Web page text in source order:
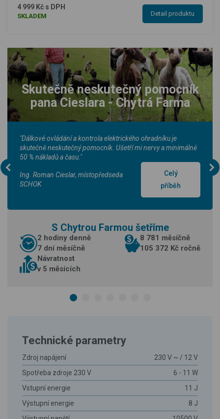
4 999 Kč s DPH
SKLADEM Detail produktu
Skutečně neskutečný pomocník
pana Cieslara - Chytrá Farma
"Dálkové ovládání a kontrola elektrického ohradníku je
skutečně neskutečný pomocník. Ušetří mi nervy a minimálně
50 % nákladů a času."
Ing. Roman Cieslar, místopředseda
SCHOK
Celý
příběh
S Chytrou Farmou šetříme
2 hodiny denně
7 dní měsíčně
8 781 měsíčně
105 372 Kč ročně
Návratnost
v 5 měsících
Technické parametry
Zdroj napájení
230 V ~ / 12 V
Spotřeba zdroje 230 V
6 - 11 W
Vstupní energie
11 J
Výstupní energie
8 J